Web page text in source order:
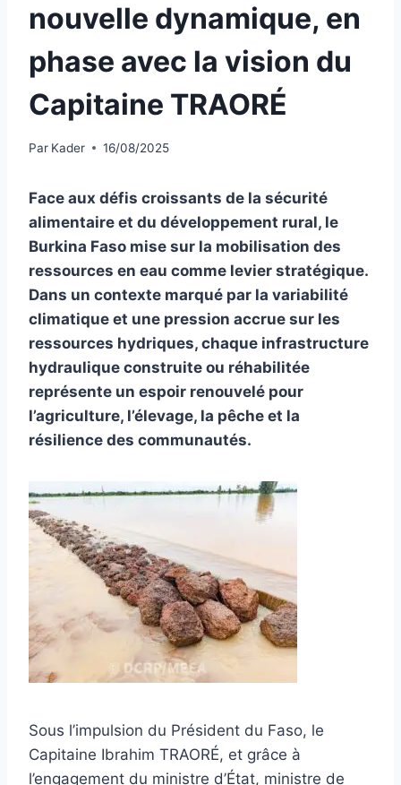
nouvelle dynamique, en
phase avec la vision du
Capitaine TRAORÉ
Par Kader 16/08/2025
Face aux défis croissants de la sécurité
alimentaire et du développement rural, le
Burkina Faso mise sur la mobilisation des
ressources en eau comme levier stratégique.
Dans un contexte marqué par la variabilité
climatique et une pression accrue sur les
ressources hydriques, chaque infrastructure
hydraulique construite ou réhabilitée
représente un espoir renouvelé pour
l’agriculture, l’élevage, la pêche et la
résilience des communautés.
Sous l’impulsion du Président du Faso, le
Capitaine Ibrahim TRAORÉ, et grâce à
l’engagement du ministre d’État, ministre de